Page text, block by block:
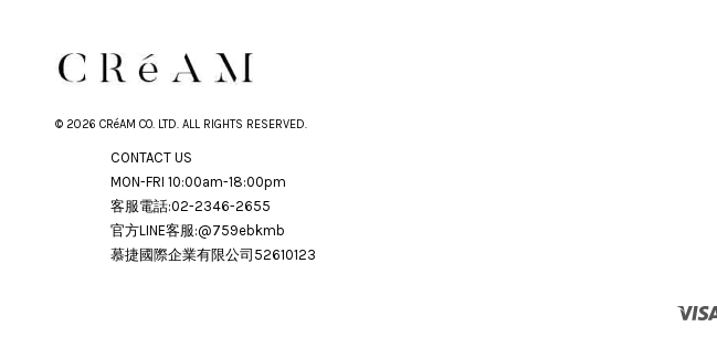
© 2026 CRéAM CO. LTD. ALL RIGHTS RESERVED.
CONTACT US
MON-FRI 10:00am-18:00pm
客服電話:02-2346-2655
官方LINE客服:@759ebkmb
慕捷國際企業有限公司52610123